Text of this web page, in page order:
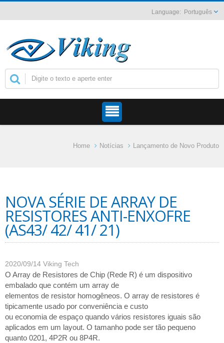
Português
Home Notícias Lançamento de Novo Produto
NOVA SÉRIE DE ARRAY DE
RESISTORES ANTI-ENXOFRE
(AS43/ 42/ 41/ 21)
2020/09/14 Viking Tech
O Array de Resistores de Chip (Rede R) é um dispositivo
embalado que contém um array de
elementos de resistor homogêneos. O array de resistores é
tipicamente usado por conveniência e custo
ou economia de espaço quando vários resistores iguais são
aplicados em um layout. O tamanho pode ser tão pequeno
quanto 0201, 4P2R ou 8P4R.